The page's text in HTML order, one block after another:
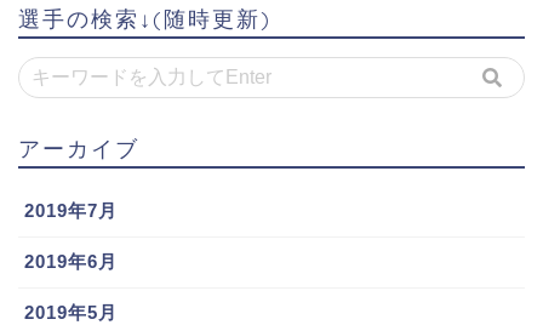
選手の検索↓(随時更新)
アーカイブ
2019年7月
2019年6月
2019年5月